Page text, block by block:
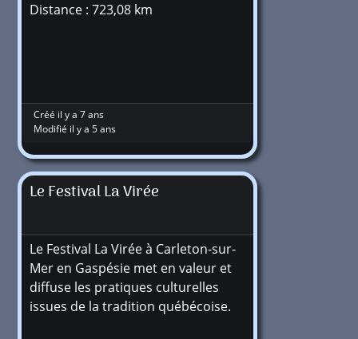
Distance : 723,08 km
Créé il y a 7 ans
Modifié il y a 5 ans
Le Festival La Virée
Le Festival La Virée à Carleton-sur-
Mer en Gaspésie met en valeur et
diffuse les pratiques culturelles
issues de la tradition québécoise.